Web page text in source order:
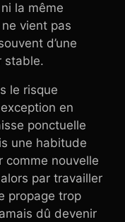
la même
vient pas
d’une
stable.
le risque
en
ponctuelle
une habitude
comme nouvelle
par travailler
propage trop
dû devenir